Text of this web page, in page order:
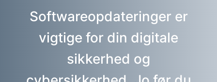
Softwareopdateringer er
vigtige for din digitale
sikkerhed og